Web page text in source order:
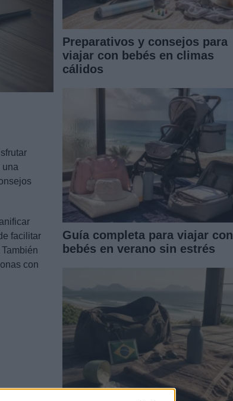
una
facilitar
con
Preparativos y consejos para
viajar con bebés en climas
cálidos
Guía completa para viajar con
bebés en verano sin estrés